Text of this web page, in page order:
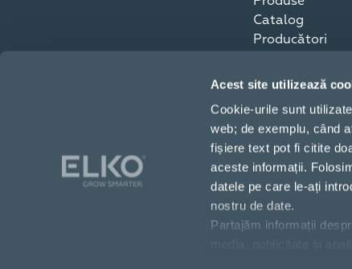
Acest site utilizează
Cookie-urile sunt
web; de exemplu, când
fișiere text pot fi citite
aceste informații.
datele pe care le-ați
nostru de date.
Partajăm informații
Catalog
Producători
Strada Copilului 18, București, 012178, România